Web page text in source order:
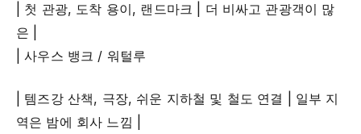
| 첫 관광, 도착 용이, 랜드마크 | 더 비싸고 관광객이 많
은 |
| 사우스 뱅크 / 워털루
| 템즈강 산책, 극장, 쉬운 지하철 및 철도 연결 | 일부 지
역은 밤에 회사 느낌 |